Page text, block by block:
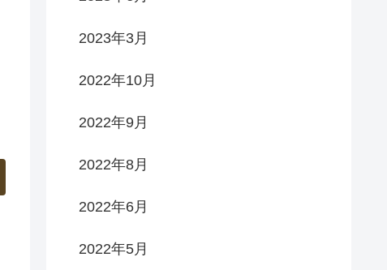
2023年3月
2022年10月
2022年9月
2022年8月
2022年6月
2022年5月